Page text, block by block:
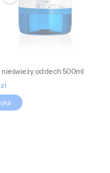
nieświeży oddech 500ml